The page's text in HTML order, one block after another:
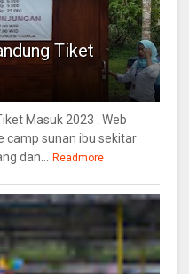
Tiket
Masuk 2023 . Web
camp sunan ibu sekitar
dan...
Readmore